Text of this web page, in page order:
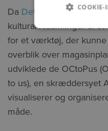
Da Det Kgl. Bibliotek
kulturarvssamlinger til
for et værktøj, der
overblik over
udviklede de OCtoPus
to us), en skræddersyet
visualiserer og
måde.
COOKIE-